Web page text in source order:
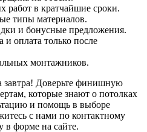
работ в кратчайшие сроки.
типы материалов.
и бонусные предложения.
и оплата только после
монтажников.
завтра! Доверьте финишную
которые знают о потолках
и помощь в выборе
с нами по контактному
в форме на сайте.